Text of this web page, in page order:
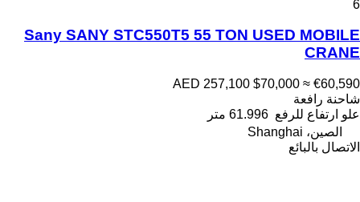
6
Sany SANY STC550T5 55 TON USED MOBILE
CRANE
AED 257,100 $70,000 ≈ €60,590
شاحنة رافعة
علو ارتفاع للرفع 61.996 متر
الصين، Shanghai
الاتصال بالبائع